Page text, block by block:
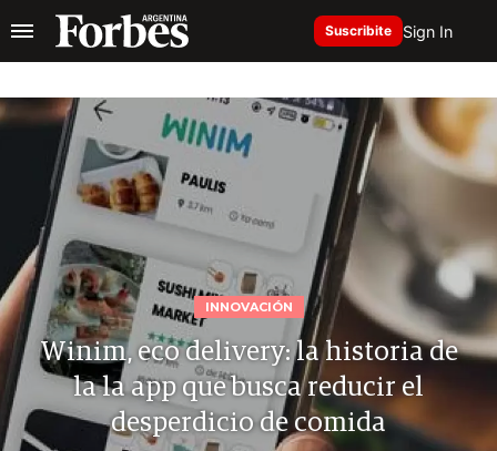
Suscribite Sign In
INNOVACIÓN
Winim, eco delivery: la historia de
la la app que busca reducir el
desperdicio de comida